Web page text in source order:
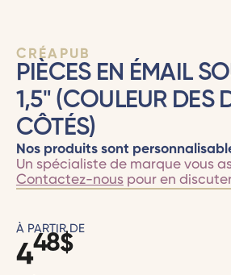
CRÉAPUB
PIÈCES EN ÉMAIL
1,5" (COULEUR DES
CÔTÉS)
Nos produits sont
Un spécialiste de marque vous
Contactez-nouspour en
À PARTIR DE
448$